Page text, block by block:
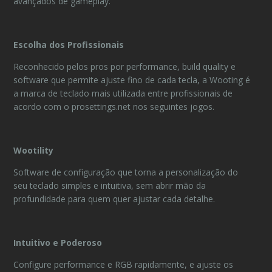
Escolha dos Profissionais
Reconhecido pelos pros por performance, build quality e
software que permite ajuste fino de cada tecla, a Wooting é
a marca de teclado mais utilizada entre profissionais de
acordo com o prosettings.net nos seguintes jogos.
Wootility
Software de configuração que torna a personalização do
seu teclado simples e intuitiva, sem abrir mão da
profundidade para quem quer ajustar cada detalhe.
Intuitivo e Poderoso
Configure performance e RGB rapidamente, e ajuste os